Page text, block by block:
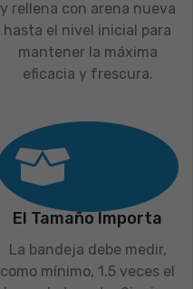
y rellena con arena nueva
hasta el nivel inicial para
mantener la máxima
eficacia y frescura.
El Tamaño Importa
La bandeja debe medir,
como mínimo, 1.5 veces el